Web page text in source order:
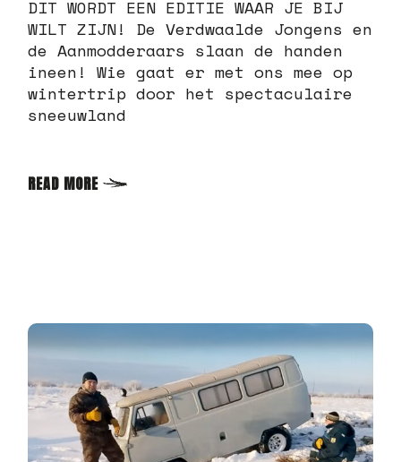
DIT WORDT EEN EDITIE WAAR JE BIJ
WILT ZIJN! De Verdwaalde Jongens en
de Aanmodderaars slaan de handen
ineen! Wie gaat er met ons mee op
wintertrip door het spectaculaire
sneeuwland
READ MORE